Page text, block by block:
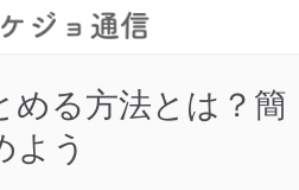
める方法とは？簡
よう